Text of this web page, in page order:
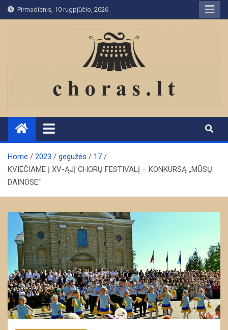
Skip
to
Pirmadienis, 10 rugpjūčio, 2026
Home 2023 gegužės
17
KVIEČIAME Į XV-ĄJĮ CHORŲ FESTIVALĮ – KONKURSĄ „MŪSŲ
DAINOSE“